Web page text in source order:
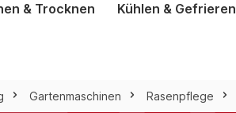
& Trocknen Kühlen & Gefrieren
Gartenmaschinen Rasenpflege